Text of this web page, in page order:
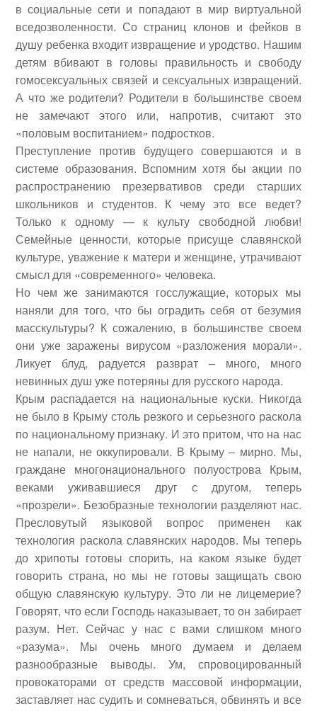
в социальные сети и попадают в мир виртуальной
вседозволенности. Со страниц клонов и фейков в
душу ребенка входит извращение и уродство. Нашим
детям вбивают в головы правильность и свободу
гомосексуальных связей и сексуальных извращений.
А что же родители? Родители в большинстве своем
не замечают этого или, напротив, считают это
«половым воспитанием» подростков.
Преступление против будущего совершаются и в
системе образования. Вспомним хотя бы акции по
распространению презервативов среди старших
школьников и студентов. К чему это все ведет?
Только к одному — к культу свободной любви!
Семейные ценности, которые присуще славянской
культуре, уважение к матери и женщине, утрачивают
смысл для «современного» человека.
Но чем же занимаются госслужащие, которых мы
наняли для того, что бы оградить себя от безумия
масскультуры? К сожалению, в большинстве своем
они уже заражены вирусом «разложения морали».
Ликует блуд, радуется разврат – много, много
невинных душ уже потеряны для русского народа.
Крым распадается на национальные куски. Никогда
не было в Крыму столь резкого и серьезного раскола
по национальному признаку. И это притом, что на нас
не напали, не оккупировали. В Крыму – мирно. Мы,
граждане многонационального полуострова Крым,
веками уживавшиеся друг с другом, теперь
«прозрели». Безобразные технологии разделяют нас.
Пресловутый языковой вопрос применен как
технология раскола славянских народов. Мы теперь
до хрипоты готовы спорить, на каком языке будет
говорить страна, но мы не готовы защищать свою
общую славянскую культуру. Это ли не лицемерие?
Говорят, что если Господь наказывает, то он забирает
разум. Нет. Сейчас у нас с вами слишком много
«разума». Мы очень много думаем и делаем
разнообразные выводы. Ум, спровоцированный
провокаторами от средств массовой информации,
заставляет нас судить и сомневаться, обвинять и все